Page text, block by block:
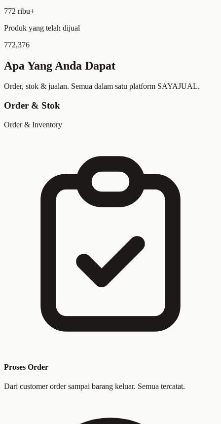
772 ribu+
Produk yang telah dijual
772,376
Apa Yang Anda Dapat
Order, stok & jualan. Semua dalam satu platform SAYAJUAL.
Order & Stok
Order & Inventory
Proses Order
Dari customer order sampai barang keluar. Semua tercatat.